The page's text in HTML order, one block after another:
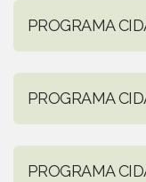
PROGRAMA
PROGRAMA
PROGRAMA